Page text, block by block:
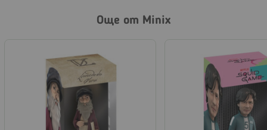
Още от Minix